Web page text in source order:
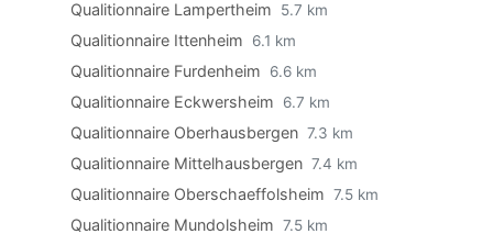
Qualitionnaire Lampertheim 5.7 km
Qualitionnaire Ittenheim 6.1 km
Qualitionnaire Furdenheim 6.6 km
Qualitionnaire Eckwersheim 6.7 km
Qualitionnaire Oberhausbergen 7.3 km
Qualitionnaire Mittelhausbergen 7.4 km
Qualitionnaire Oberschaeffolsheim 7.5 km
Qualitionnaire Mundolsheim 7.5 km